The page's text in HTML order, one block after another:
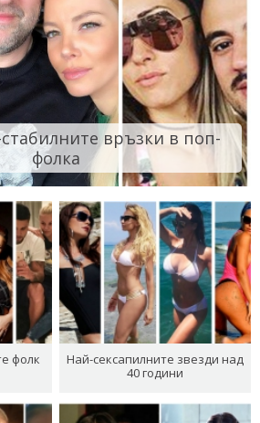
връзки в поп-
фолка
фолк
Най-сексапилните звезди над
40 години